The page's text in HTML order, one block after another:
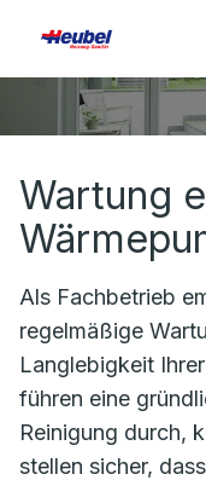
Wartung
Als Fachbetrieb
regelmäßige
Langlebigkeit
führen eine
Reinigung durch,
stellen sicher,